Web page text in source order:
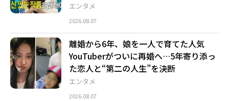
エンタメ
2026.08.07
エンタメ
離婚から6年、娘を一人で育てた人気
YouTuberがついに再婚へ…5年寄り添っ
た恋人と“第二の人生”を決断
2026.08.07